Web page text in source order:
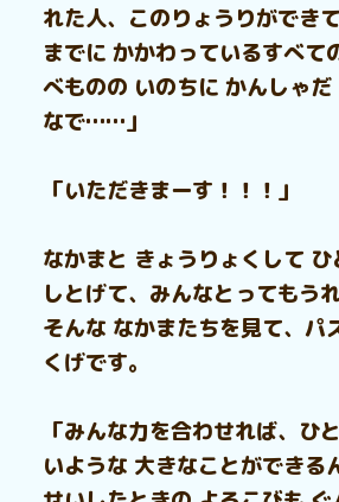
れた人、このりょうりができ
までに かかわっているすべて
べものの いのちに かんしゃ
なで……」
「いただきまーす！！！」
なかまと きょうりょくして
しとげて、みんなとってもう
そんな なかまたちを見て、パ
くげです。
「みんな力を合わせれば、ひ
いような 大きなことができる